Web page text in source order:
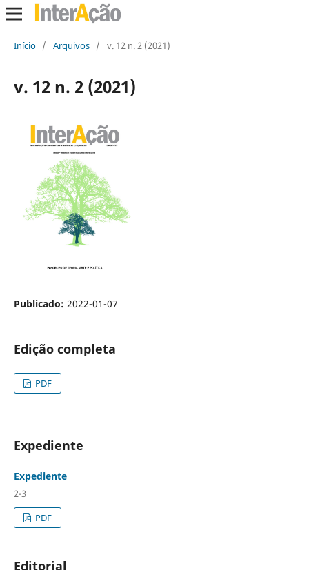
Início / Arquivos / v. 12 n. 2 (2021)
v. 12 n. 2 (2021)
Publicado: 2022-01-07
Edição completa
PDF
Expediente
Expediente
2-3
PDF
Editorial